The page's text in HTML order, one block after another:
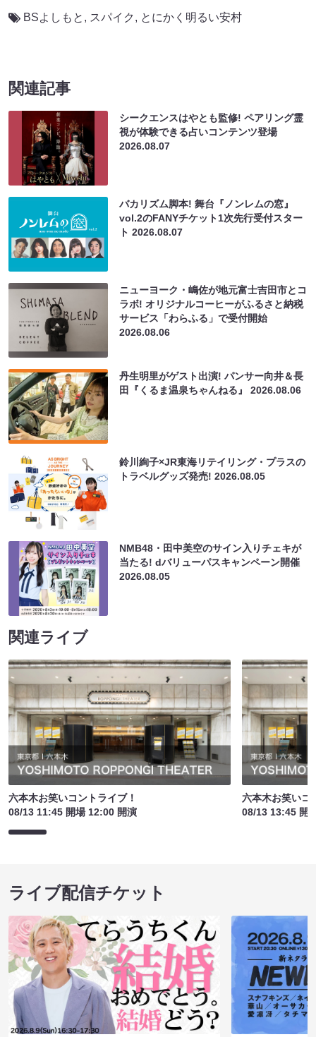
BSよしもと , スパイク , とにかく明るい安村
関連記事
シークエンスはやとも監修! ペアリング霊
視が体験できる占いコンテンツ登場
2026.08.07
バカリズム脚本! 舞台『ノンレムの窓』
vol.2のFANYチケット1次先行受付スター
ト2026.08.07
ニューヨーク・嶋佐が地元富士吉田市とコ
ラボ! オリジナルコーヒーがふるさと納税
サービス「わらふる」で受付開始
2026.08.06
丹生明里がゲスト出演! パンサー向井＆長
田『くるま温泉ちゃんねる』2026.08.06
鈴川絢子×JR東海リテイリング・プラスの
トラベルグッズ発売!2026.08.05
NMB48・田中美空のサイン入りチェキが
当たる! dバリューパスキャンペーン開催
2026.08.05
関連ライブ
六本木お笑いコントライブ！
08/13 11:45 開場 12:00 開演
六本木お笑いコ
08/13 13:45 開
ライブ配信チケット